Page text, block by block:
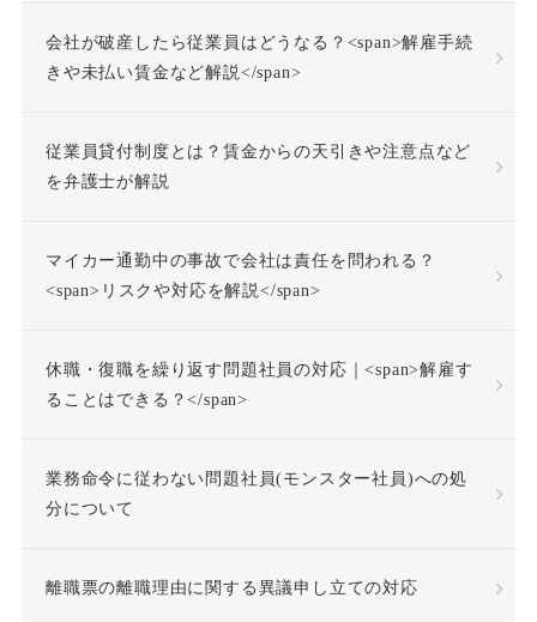
事業場外労働
付加金
企業再生 休日出勤
休業補償
休職合意 休職命令
会社が破産したら従業員はどうなる？<span>解雇手続
きや未払い賃金など解説</span>
従業員貸付制度とは？賃金からの天引きや注意点など
を弁護士が解説
マイカー通勤中の事故で会社は責任を問われる？
<span>リスクや対応を解説</span>
休職・復職を繰り返す問題社員の対応｜<span>解雇す
ることはできる？</span>
業務命令に従わない問題社員(モンスター社員)への処
分について
離職票の離職理由に関する異議申し立ての対応